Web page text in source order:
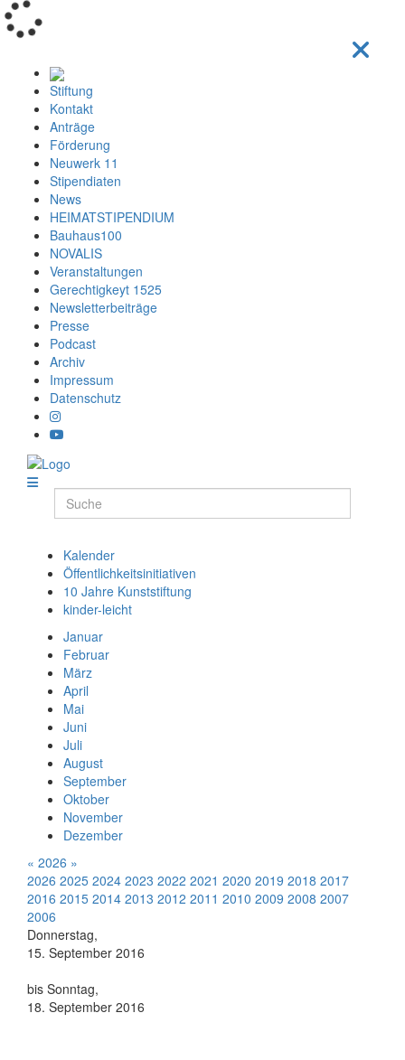
Stiftung
Kontakt
Anträge
Förderung
Neuwerk 11
Stipendiaten
News
HEIMATSTIPENDIUM
Bauhaus100
NOVALIS
Veranstaltungen
Gerechtigkeyt 1525
Newsletterbeiträge
Presse
Podcast
Archiv
Impressum
Datenschutz
Kalender
Öffentlichkeitsinitiativen
10 Jahre Kunststiftung
kinder-leicht
Januar
Februar
März
April
Mai
Juni
Juli
August
September
Oktober
November
Dezember
« 2026 »
2026 2025 2024 2023 2022 2021 2020 2019 2018 2017
2016 2015 2014 2013 2012 2011 2010 2009 2008 2007
2006
Donnerstag,
15. September 2016
bis Sonntag,
18. September 2016